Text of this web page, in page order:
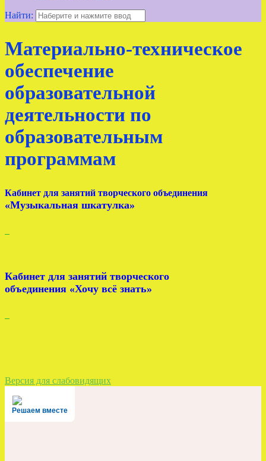
Найти:
Материально-техническое
обеспечение
образовательной
деятельности по
образовательным
программам
Кабинет для занятий творческого объединения
«Музыкальная шкатулка»
Кабинет для занятий творческого
объединения «Хочу всё знать»
Версия для слабовидящих
Решаем вместе